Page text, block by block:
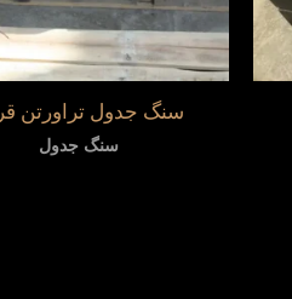
سنگ جدول تراورتن
سنگ جدول